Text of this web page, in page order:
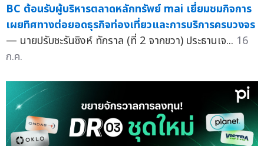
BC ต้อนรับผู้บริหารตลาดหลักทรัพย์ mai เยี่ยมชมกิจการ
เผยทิศทางต่อยอดธุรกิจท่องเที่ยวและการบริการครบวงจร
— นายปรับชะรันซิงห์ ทักราล (ที่ 2 จากขวา) ประธานเจ... 16
ก.ค.